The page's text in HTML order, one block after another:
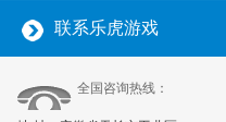
联系乐虎游戏
全国咨询热线：